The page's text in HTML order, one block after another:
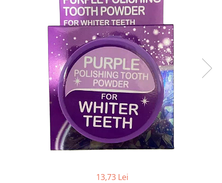
Apret & solutii speciale
Detergent lichid
Detergent pudra
Parfum de rufe
Solutie de intretinere textile
Solutii de scos pete
Tablete & Capsule
13,73 Lei